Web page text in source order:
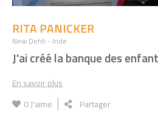
RITA PANICKER
New Dehli - Inde
J'ai créé la banque des
En savoir plus
0J'aime Partager